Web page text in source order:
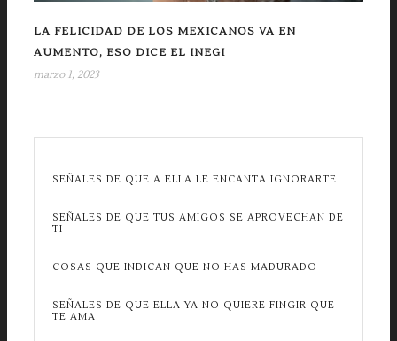
LA FELICIDAD DE LOS MEXICANOS VA EN
AUMENTO, ESO DICE EL INEGI
marzo 1, 2023
SEÑALES DE QUE A ELLA LE ENCANTA IGNORARTE
SEÑALES DE QUE TUS AMIGOS SE APROVECHAN DE
TI
COSAS QUE INDICAN QUE NO HAS MADURADO
SEÑALES DE QUE ELLA YA NO QUIERE FINGIR QUE
TE AMA